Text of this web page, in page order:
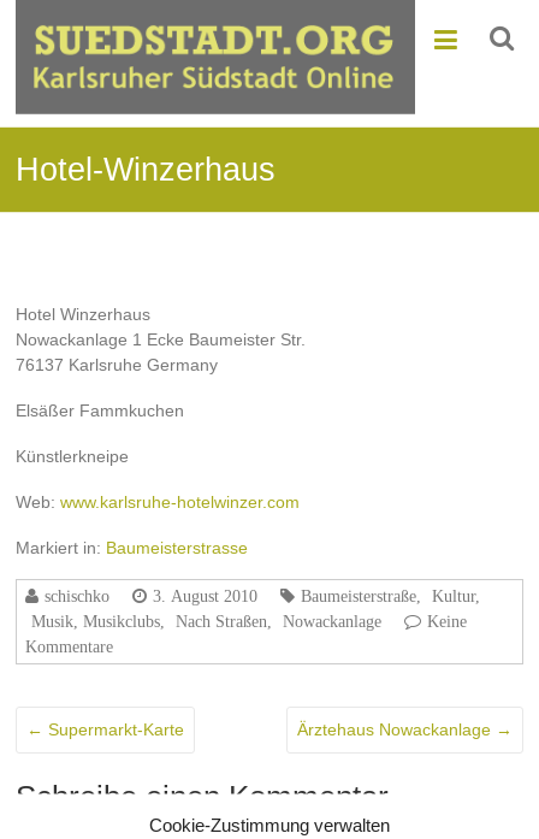
Cookie-Zustimmung verwalten
Hotel-Winzerhaus
Hotel Winzerhaus
Nowackanlage 1 Ecke Baumeister Str.
76137 Karlsruhe Germany
Elsäßer Fammkuchen
Künstlerkneipe
Web:www.karlsruhe-hotelwinzer.com
Markiert in: Baumeisterstrasse
schischko 3. August 2010 Baumeisterstraße Kultur,
Musik, Musikclubs
Nach Straßen Nowackanlage
Keine
Kommentare
← Supermarkt-Karte Ärztehaus Nowackanlage →
Schreibe einen Kommentar
angemeldetsein, um einen Kommentar abzugeben.